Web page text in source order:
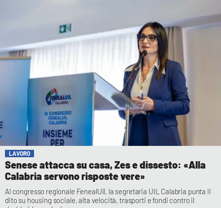
LAVORO
Senese attacca su casa, Zes e dissesto: «Alla
Calabria servono risposte vere»
Al congresso regionale FenealUil, la segretaria UIL Calabria punta il
dito su housing sociale, alta velocità, trasporti e fondi contro il